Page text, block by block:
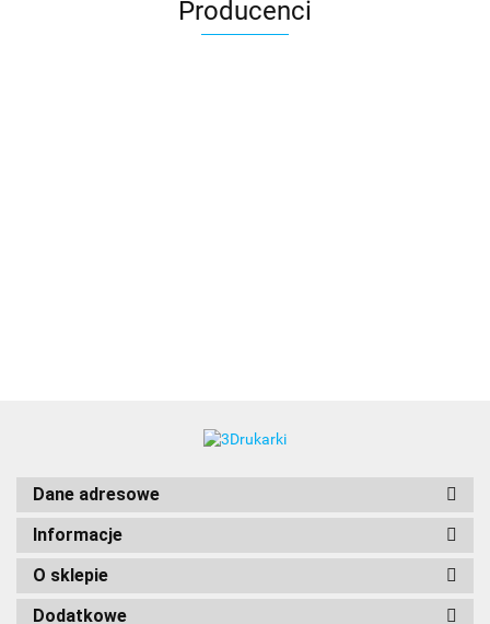
Producenci
Dane adresowe
Informacje
O sklepie
Dodatkowe